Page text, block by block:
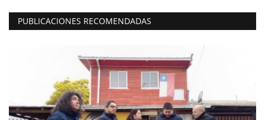
PUBLICACIONES RECOMENDADAS